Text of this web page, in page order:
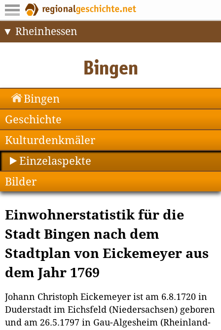
Rheinhessen
Bingen
Geschichte
Kulturdenkmäler
Einzelaspekte
Bilder
Einwohnerstatistik für die
Stadt Bingen nach dem
Stadtplan von Eickemeyer aus
dem Jahr 1769
Johann Christoph Eickemeyer ist am 6.8.1720 in
Duderstadt im Eichsfeld (Niedersachsen) geboren
und am 26.5.1797 in Gau-Algesheim (Rheinland-